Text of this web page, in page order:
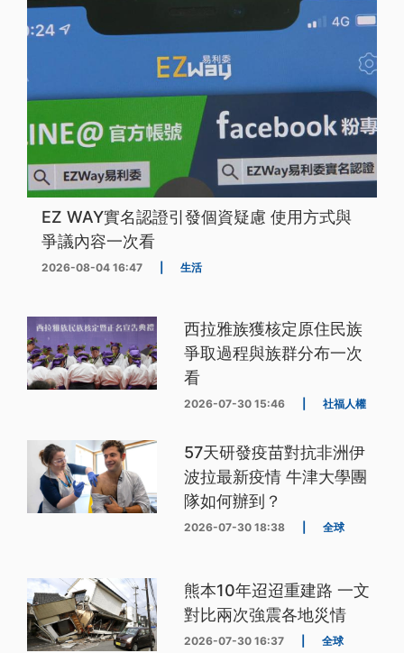
EZ WAY實名認證引發個資疑慮 使用方式與
爭議內容一次看
2026-08-04 16:47 生活
西拉雅族獲核定原住民族
爭取過程與族群分布一次
看
2026-07-30 15:46 社福人權
57天研發疫苗對抗非洲伊
波拉最新疫情 牛津大學團
隊如何辦到？
2026-07-30 18:38 全球
熊本10年迢迢重建路 一文
對比兩次強震各地災情
2026-07-30 16:37 全球